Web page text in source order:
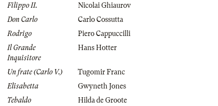
Filippo II.
Nicolai Ghiaurov
Don Carlo
Carlo Cossutta
Rodrigo
Piero Cappuccilli
Il Grande
Inquisitore
Hans Hotter
Un frate (Carlo V.)
Tugomir Franc
Elisabetta
Gwyneth Jones
Tebaldo
Hilda de Groote